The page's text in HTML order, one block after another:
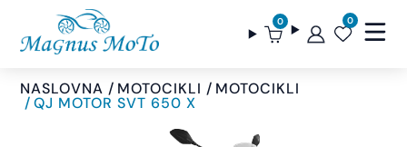
0 0
NASLOVNA MOTOCIKLI MOTOCIKLI
QJ MOTOR SVT 650 X